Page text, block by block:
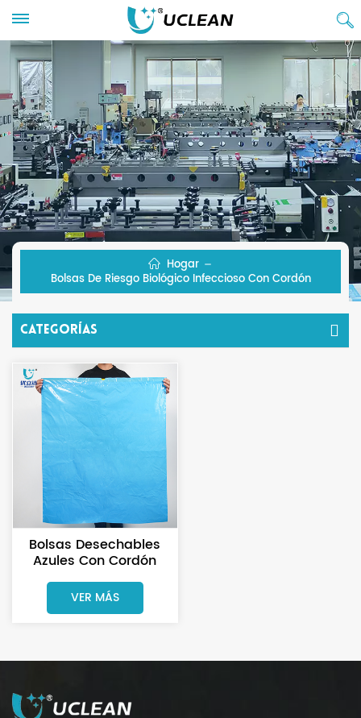
Hogar
Bolsas De Riesgo Biológico Infeccioso Con Cordón
Categorías
Bolsas Desechables
Azules Con Cordón
Para Materiales
Infecciosos Y Riesgos
Biológicos Para
VER MÁS